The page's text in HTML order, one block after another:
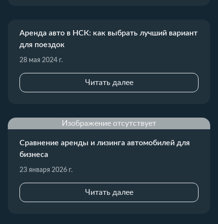
Аренда авто в НСК: как выбрать лучший вариант
для поездок
28 мая 2024 г.
Читать далее
Изображение отсутствует
Сравнение аренды и лизинга автомобилей для
бизнеса
23 января 2026 г.
Читать далее